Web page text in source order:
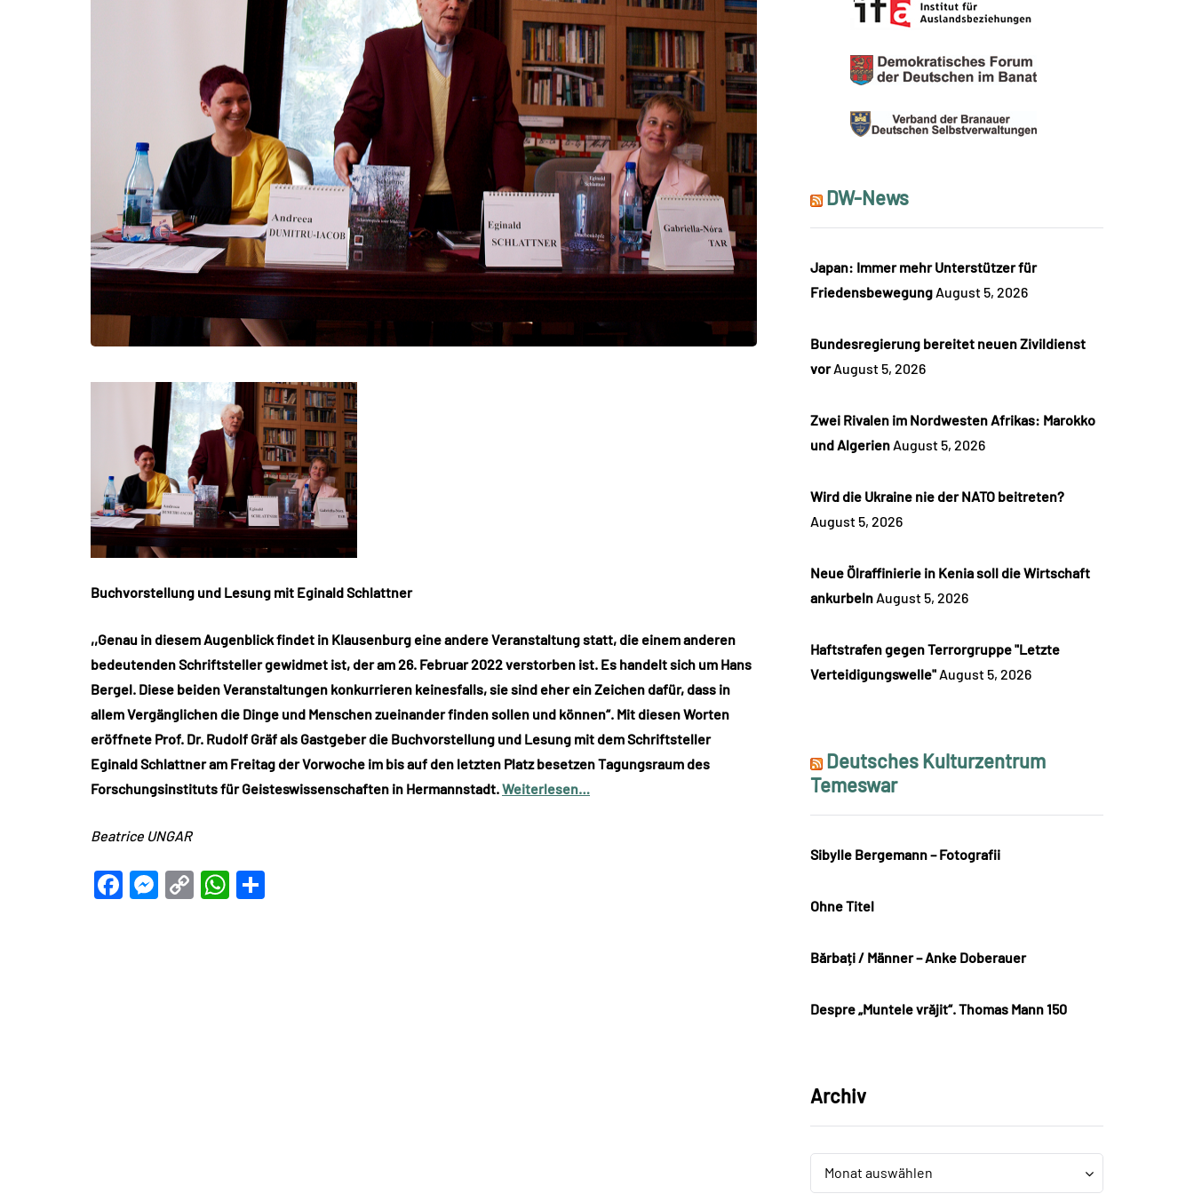
Buchvorstellung und Lesung mit Eginald Schlattner
,,Genau in diesem Augenblick findet in Klausenburg eine andere Veranstaltung statt, die einem anderen
bedeutenden Schriftsteller gewidmet ist, der am 26. Februar 2022 verstorben ist. Es handelt sich um Hans
Bergel. Diese beiden Veranstaltungen konkurrieren keinesfalls, sie sind eher ein Zeichen dafür, dass in
allem Vergänglichen die Dinge und Menschen zueinander finden sollen und können“. Mit diesen Worten
eröffnete Prof. Dr. Rudolf Gräf als Gastgeber die Buchvorstellung und Lesung mit dem Schriftsteller
Eginald Schlattner am Freitag der Vorwoche im bis auf den letzten Platz besetzen Tagungsraum des
Forschungsinstituts für Geisteswissenschaften in Hermannstadt.Weiterlesen…
Beatrice UNGAR
Facebook
Messenger
CopyWhatsApp
DW-News
Japan: Immer mehr Unterstützer für
Friedensbewegung August 5, 2026
Bundesregierung bereitet neuen Zivildienst
vor August 5, 2026
Zwei Rivalen im Nordwesten Afrikas: Marokko
und Algerien August 5, 2026
Wird die Ukraine nie der NATO beitreten?
August 5, 2026
Neue Ölraffinierie in Kenia soll die Wirtschaft
ankurbeln August 5, 2026
Haftstrafen gegen Terrorgruppe "Letzte
Verteidigungswelle" August 5, 2026
Deutsches Kulturzentrum
Temeswar
Sibylle Bergemann – Fotografii
Ohne Titel
Bărbați / Männer – Anke Doberauer
Despre „Muntele vrăjit“. Thomas Mann 150
Archiv
Archiv
Monat auswählen
Archiv